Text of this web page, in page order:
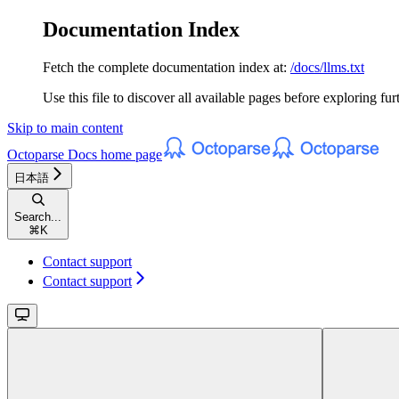
Documentation Index
Fetch the complete documentation index at: /docs/llms.txt
Use this file to discover all available pages before exploring
Skip to main content
Octoparse Docs home page
日本語
Search...
⌘ K
Contact support
Contact support